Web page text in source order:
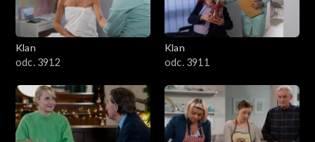
Klan
odc. 3912
Klan
odc. 3911